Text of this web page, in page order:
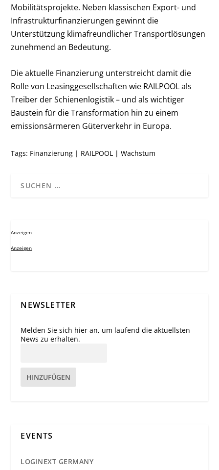
Mobilitätsprojekte. Neben klassischen Export- und
Infrastrukturfinanzierungen gewinnt die
Unterstützung klimafreundlicher Transportlösungen
zunehmend an Bedeutung.
Die aktuelle Finanzierung unterstreicht damit die
Rolle von Leasinggesellschaften wie RAILPOOL als
Treiber der Schienenlogistik – und als wichtiger
Baustein für die Transformation hin zu einem
emissionsärmeren Güterverkehr in Europa.
Tags: Finanzierung | RAILPOOL |Wachstum
Anzeigen
Anzeigen
NEWSLETTER
Melden Sie sich hier an, um laufend die aktuellsten
News zu erhalten.
HINZUFÜGEN
EVENTS
LOGINEXT GERMANY